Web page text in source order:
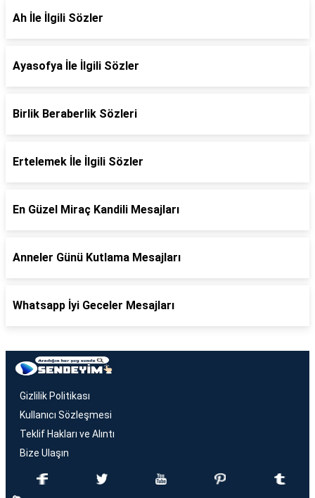
Ah İle İlgili Sözler
Ayasofya İle İlgili Sözler
Birlik Beraberlik Sözleri
Ertelemek İle İlgili Sözler
En Güzel Miraç Kandili Mesajları
Anneler Günü Kutlama Mesajları
Whatsapp İyi Geceler Mesajları
Gizlilik Politikası
Kullanıcı Sözleşmesi
Teklif Hakları ve Alıntı
Bize Ulaşın